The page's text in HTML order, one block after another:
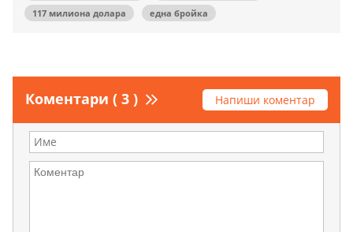
117 милиона долара
една бройка
Коментари ( 3 ) Напиши коментар